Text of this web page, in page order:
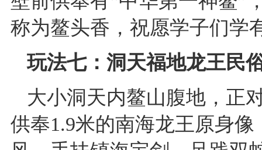
称为鳌头香，祝愿学子们学
玩法七：洞天福地龙王民
大小洞天内鳌山腹地，正
供奉1.9米的南海龙王原身